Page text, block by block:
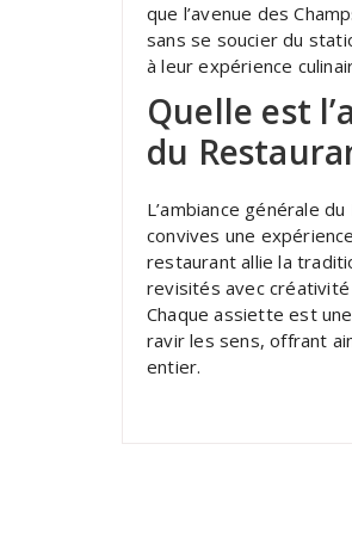
que l’avenue des
sans se soucier du
à leur expérience
Quelle est
du
L’ambiance générale
convives une
restaurant allie la
revisités avec
Chaque assiette est
ravir les sens, offrant
entier.